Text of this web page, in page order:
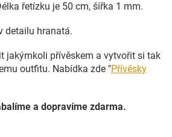
řetízku je 50 cm, šířka 1 mm.
detailu hranatá.
jakýmkoli přívěskem a vytvořit si tak
outfitu. Nabídka zde "Přívěsky
a dopravíme zdarma.